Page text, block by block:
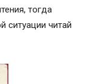
тогда
ситуации читай